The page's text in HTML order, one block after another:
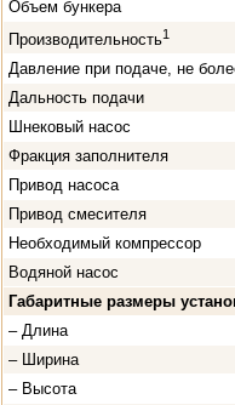
Объем бункера
Производительность1
Давление при подаче, не
Дальность подачи
Шнековый насос
Фракция заполнителя
Привод насоса
Привод смесителя
Необходимый компрессор
Водяной насос
Габаритные размеры
– Длина
– Ширина
– Высота